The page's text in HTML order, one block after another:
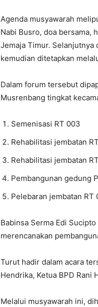
Agenda musyawarah
Nabi Busro, doa bersama,
Jemaja Timur. Selanjutnya
kemudian ditetapkan
Dalam forum tersebut
Musrenbang tingkat
Semenisasi RT 003
Rehabilitasi jembatan
Rehabilitasi jembatan
Pembangunan gedung
Pelebaran jembatan RT
Babinsa Serma Edi
merencanakan
Turut hadir dalam acara
Hendrika, Ketua BPD Rani
Melalui musyawarah ini,